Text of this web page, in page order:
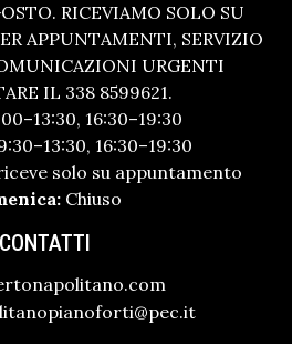
RICEVIAMO SOLO SU
APPUNTAMENTI, SERVIZIO
URGENTI
IL 338 8599621.
16:30–19:30
16:30–19:30
solo su appuntamento
Chiuso
CONTATTI